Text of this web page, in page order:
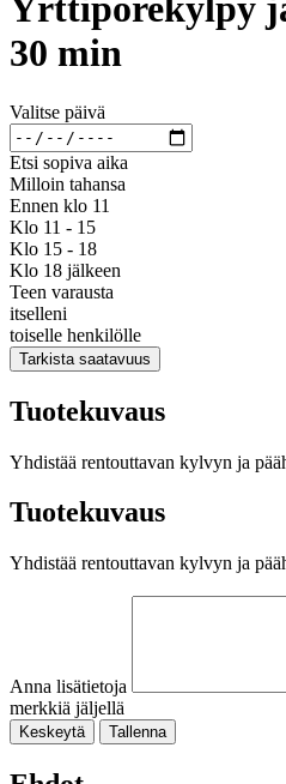
Yrttiporekylpy
30 min
Valitse päivä
Etsi sopiva aika
Milloin tahansa
Ennen klo 11
Klo 11 - 15
Klo 15 - 18
Klo 18 jälkeen
Teen varausta
itselleni
toiselle henkilölle
Tarkista saatavuus
Tuotekuvaus
Yhdistää rentouttavan kylvyn ja
Tuotekuvaus
Yhdistää rentouttavan kylvyn ja
Anna lisätietoja
merkkiä jäljellä
Keskeytä Tallenna